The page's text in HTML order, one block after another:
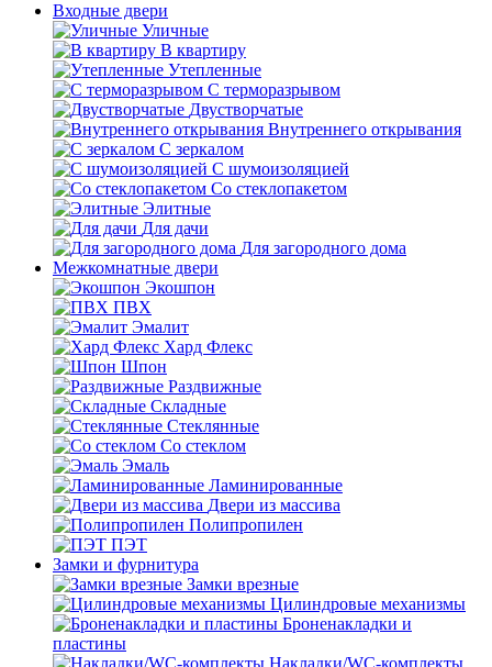
Входные двери
Уличные
В квартиру
Утепленные
С терморазрывом
Двустворчатые
Внутреннего открывания
С зеркалом
С шумоизоляцией
Со стеклопакетом
Элитные
Для дачи
Для загородного дома
Межкомнатные двери
Экошпон
ПВХ
Эмалит
Хард Флекс
Шпон
Раздвижные
Складные
Стеклянные
Со стеклом
Эмаль
Ламинированные
Двери из массива
Полипропилен
ПЭТ
Замки и фурнитура
Замки врезные
Цилиндровые механизмы
Броненакладки и
пластины
Накладки/WC-комплекты